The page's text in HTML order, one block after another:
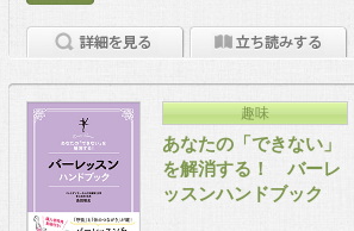
趣味
あなたの「できない」
を解消する！ バーレ
ッスンハンドブック